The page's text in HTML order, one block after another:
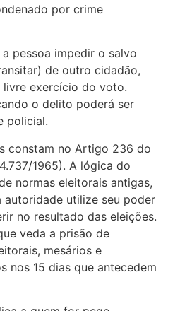
por crime
pessoa impedir o salvo
de outro cidadão,
livre exercício do voto.
o delito poderá ser
policial.
constam no Artigo 236 do
1965). A lógica do
normas eleitorais antigas,
autoridade utilize seu poder
no resultado das eleições.
veda a prisão de
mesários e
nos 15 dias que antecedem